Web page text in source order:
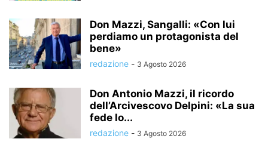
Don Mazzi, Sangalli: «Con lui
perdiamo un protagonista del
bene»
redazione - 3 Agosto 2026
Don Antonio Mazzi, il ricordo
dell’Arcivescovo Delpini: «La sua
fede lo...
redazione - 3 Agosto 2026